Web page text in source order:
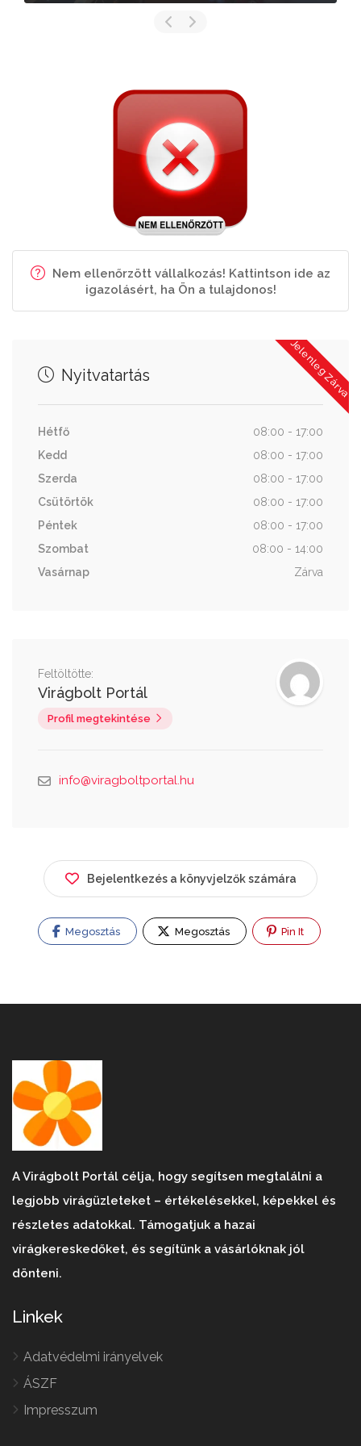
Nem ellenőrzött vállalkozás! Kattintson ide az
igazolásért, ha Ön a tulajdonos!
Jelenleg Zárva
Nyitvatartás
Hétfő
08:00 - 17:00
Kedd
08:00 - 17:00
Szerda
08:00 - 17:00
Csütörtök
08:00 - 17:00
Péntek
08:00 - 17:00
Szombat
08:00 - 14:00
Vasárnap
Zárva
Feltöltötte:
Virágbolt Portál
Profil megtekintése
info@viragboltportal.hu
Bejelentkezés a könyvjelzők számára
Megosztás Megosztás Pin It
A Virágbolt Portál célja, hogy segítsen megtalálni a
legjobb virágüzleteket – értékelésekkel, képekkel és
részletes adatokkal. Támogatjuk a hazai
virágkereskedőket, és segítünk a vásárlóknak jól
dönteni.
Linkek
Adatvédelmi irányelvek
ÁSZF
Impresszum